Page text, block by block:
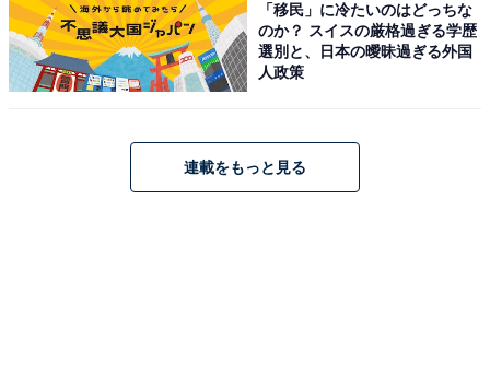
「移民」に冷たいのはどっちな
のか？ スイスの厳格過ぎる学歴
選別と、日本の曖昧過ぎる外国
人政策
連載をもっと見る